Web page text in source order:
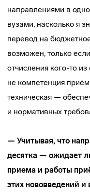
направлениями в
вузами, насколько я
перевод на
возможен, только
отчисления кого-то из
не компетенция
техническая —
и нормативных
— Учитывая, что
десятка — ожидает
приема и работы
этих нововведений